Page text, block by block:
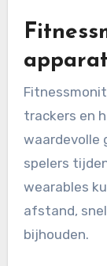
trackers en
waardevolle
spelers
wearables
afstand,
bijhouden.